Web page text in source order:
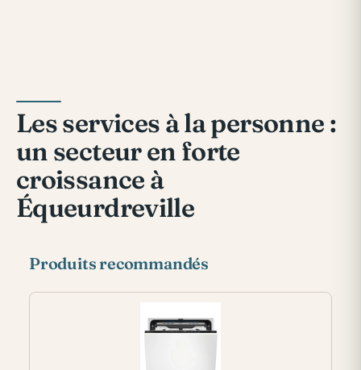
Les services à la personne :
un secteur en forte
croissance à
Équeurdreville
Produits recommandés